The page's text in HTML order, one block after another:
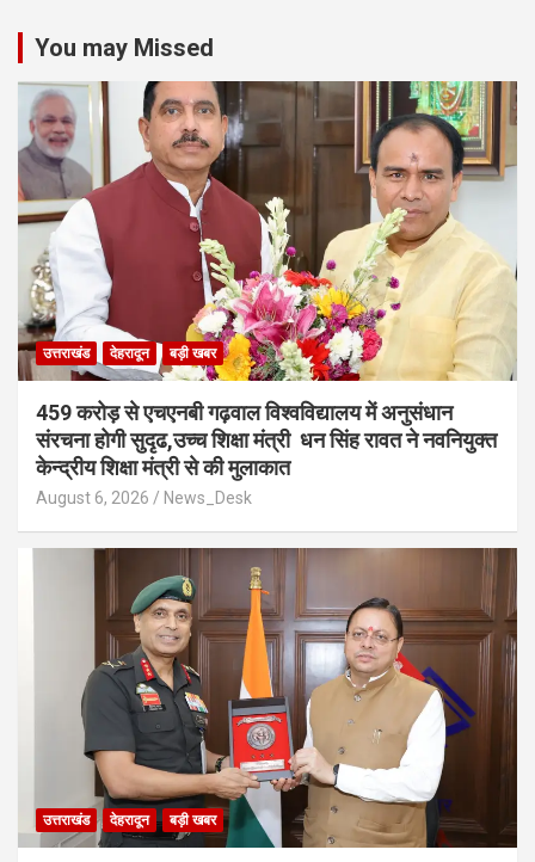
You may Missed
उत्तराखंड देहरादून बड़ी खबर
459 करोड़ से एचएनबी गढ़वाल विश्वविद्यालय में अनुसंधान
संरचना होगी सुदृढ,उच्च शिक्षा मंत्री धन सिंह रावत ने नवनियुक्त
केन्द्रीय शिक्षा मंत्री से की मुलाकात
August 6, 2026 News_Desk
उत्तराखंड देहरादून बड़ी खबर